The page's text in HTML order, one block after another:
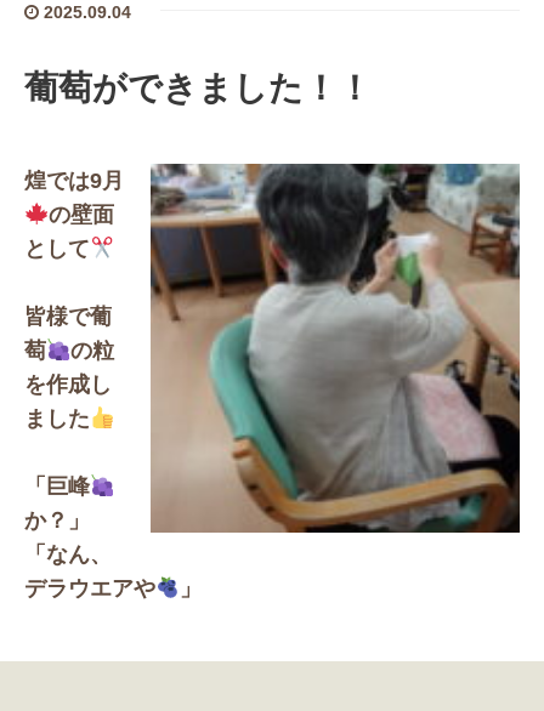
2025.09.04
葡萄ができました！！
煌では9月
の壁面
として
皆様で葡
萄
の粒
を作成し
ました
「巨峰
か？」
「なん、
デラウエアや
」
「マスカット
やね」「シャインなんちゃらや